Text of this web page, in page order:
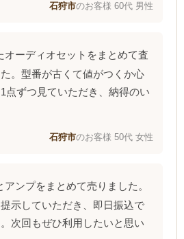
石狩市のお客様 60代 男性
オーディオセットをまとめて査
。型番が古くて値がつくか心
点ずつ見ていただき、納得のい
石狩市のお客様 50代 女性
ンプをまとめて売りました。
示していただき、即日振込で
次回もぜひ利用したいと思い